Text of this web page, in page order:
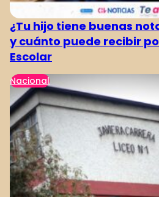
¿Tu hijo tiene buenas
y cuánto puede recibir
Escolar
Nacional